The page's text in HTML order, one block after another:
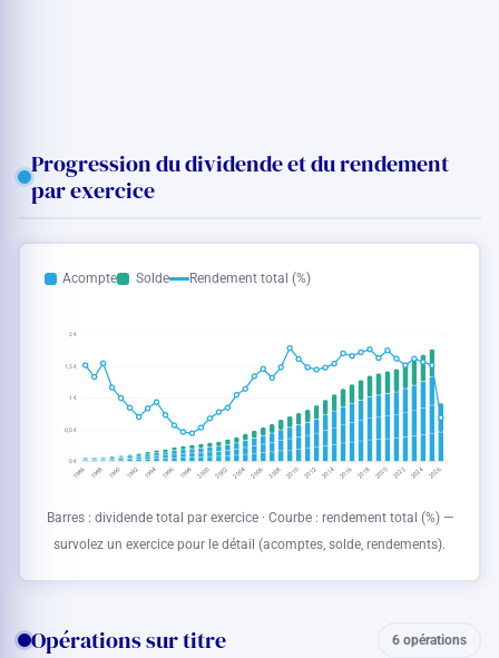
Progression du dividende et du rendement
par exercice
Acompte Solde Rendement total (%)
0 €
0,5 €
1 €
1,5 €
2 €
1986 1988 1990 1992 1994 1996 1998 2000 2002 2004 2006 2008 2010 2012 2014 2016 2018 2020 2022 2024 2026
Barres : dividende total par exercice · Courbe : rendement total (%) —
survolez un exercice pour le détail (acomptes, solde, rendements).
Opérations sur titre 6 opérations